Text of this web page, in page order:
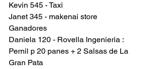
Kevin 545 - Taxi
Janet 345 - makenai store
Ganadores
Daniela 120 - Rovella Ingenieria :
Pernil p 20 panes + 2 Salsas de La
Gran Pata